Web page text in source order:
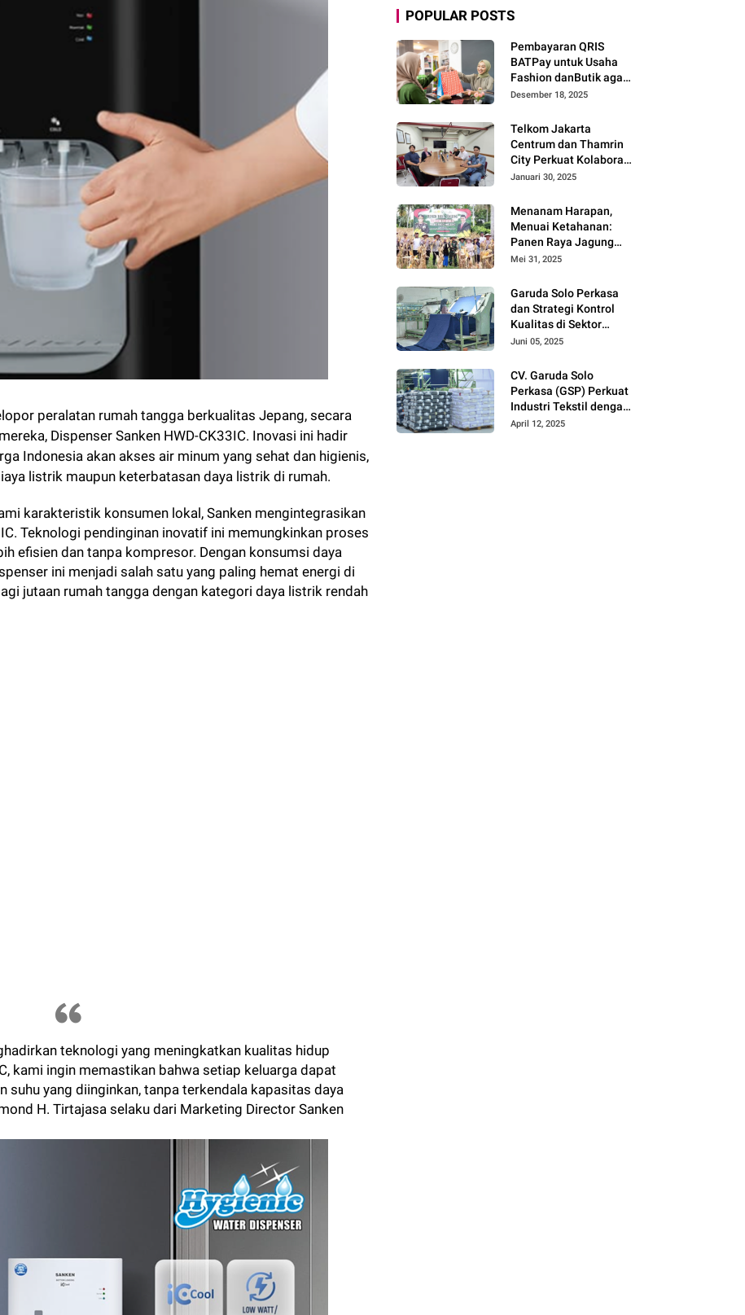
peralatan rumah tangga berkualitas Jepang, secara
Dispenser Sanken HWD-CK33IC. Inovasi ini hadir
Indonesia akan akses air minum yang sehat dan higienis,
listrik maupun keterbatasan daya listrik di rumah.
karakteristik konsumen lokal, Sanken mengintegrasikan
Teknologi pendinginan inovatif ini memungkinkan proses
efisien dan tanpa kompresor. Dengan konsumsi daya
ini menjadi salah satu yang paling hemat energi di
jutaan rumah tangga dengan kategori daya listrik rendah
teknologi yang meningkatkan kualitas hidup
kami ingin memastikan bahwa setiap keluarga dapat
suhu yang diinginkan, tanpa terkendala kapasitas daya
H. Tirtajasa selaku dari Marketing Director Sanken
POPULAR POSTS
Pembayaran QRIS
BATPay untuk Usaha
Fashion danButik agar
Transaksi Lebih Cepat
Desember 18, 2025
Telkom Jakarta
Centrum dan Thamrin
City Perkuat Kolaborasi
Kawasan Bisnis dan
Januari 30, 2025
Menanam Harapan,
Menuai Ketahanan:
Panen Raya Jagung
Warnai Sinergi Polres
Moutong
Mei 31, 2025
Garuda Solo Perkasa
dan Strategi Kontrol
Kualitas di Sektor
Tekstil
Juni 05, 2025
CV. Garuda Solo
Perkasa (GSP) Perkuat
Industri Tekstil dengan
Produksi Kain Greige
April 12, 2025